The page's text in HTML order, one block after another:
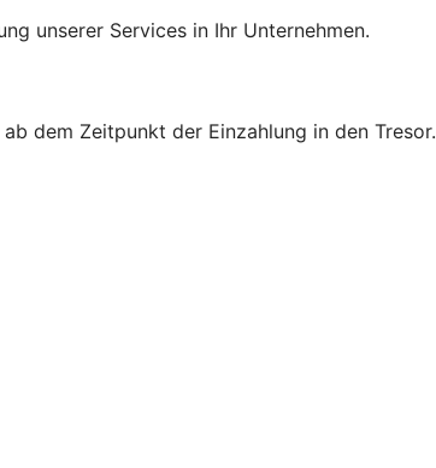
unserer Services in Ihr Unternehmen.
dem Zeitpunkt der Einzahlung in den Tresor.